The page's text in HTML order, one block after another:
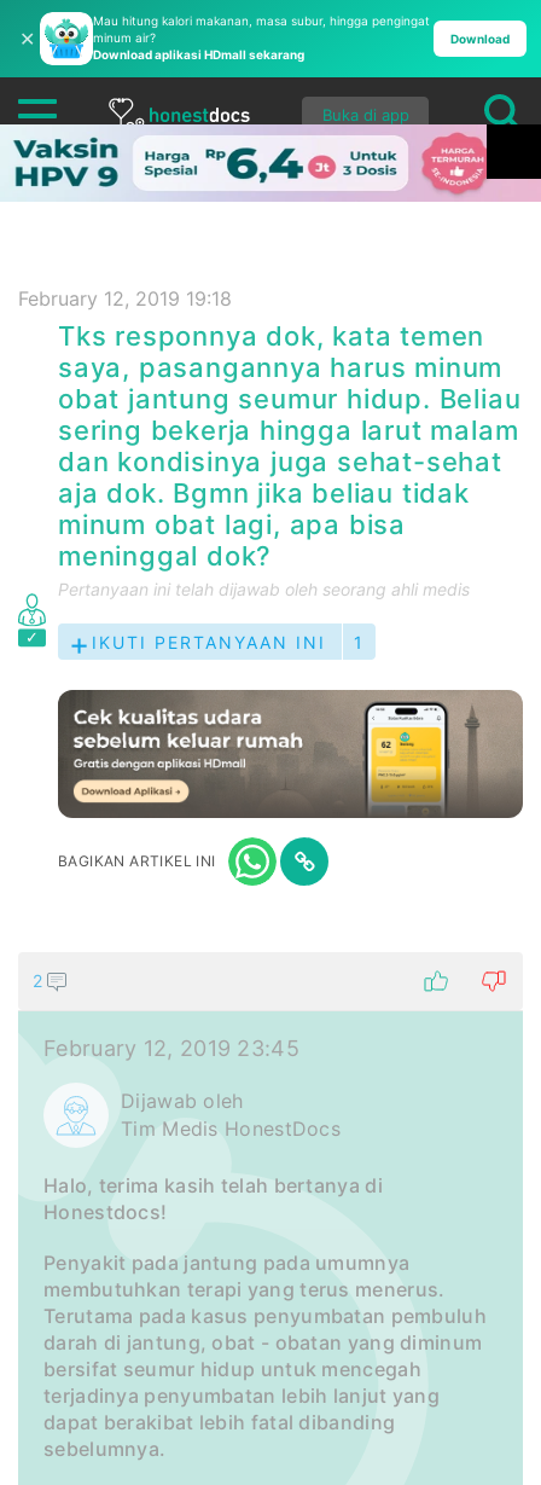
✕
Mau hitung kalori makanan, masa subur, hingga pengingat
minum air?
Download aplikasi HDmall sekarang
Download
Buka di app
February 12, 2019 19:18
Tks responnya dok, kata temen
saya, pasangannya harus minum
obat jantung seumur hidup. Beliau
sering bekerja hingga larut malam
dan kondisinya juga sehat-sehat
aja dok. Bgmn jika beliau tidak
minum obat lagi, apa bisa
meninggal dok?
Pertanyaan ini telah dijawab oleh seorang ahli medis
IKUTI PERTANYAAN INI 1
BAGIKAN ARTIKEL INI
2
February 12, 2019 23:45
Dijawab oleh
Tim Medis HonestDocs
Halo, terima kasih telah bertanya di
Honestdocs!
Penyakit pada jantung pada umumnya
membutuhkan terapi yang terus menerus.
Terutama pada kasus penyumbatan pembuluh
darah di jantung, obat - obatan yang diminum
bersifat seumur hidup untuk mencegah
terjadinya penyumbatan lebih lanjut yang
dapat berakibat lebih fatal dibanding
sebelumnya.